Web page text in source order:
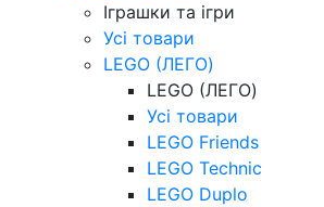
Іграшки та ігри
Усі товари
LEGO (ЛЕГО)
LEGO (ЛЕГО)
Усі товари
LEGO Friends
LEGO Technic
LEGO Duplo